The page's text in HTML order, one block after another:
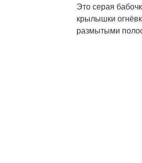
Это серая
крылышки
размытыми